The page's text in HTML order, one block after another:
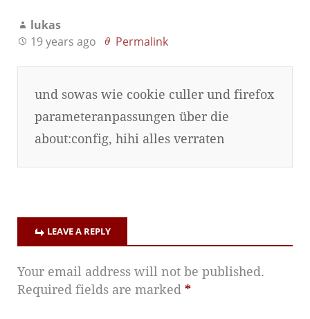
lukas
19 years ago
Permalink
und sowas wie cookie culler und firefox
parameteranpassungen über die
about:config, hihi alles verraten
LEAVE A REPLY
Your email address will not be published.
Required fields are marked *